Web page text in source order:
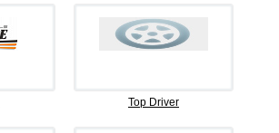
Top Driver